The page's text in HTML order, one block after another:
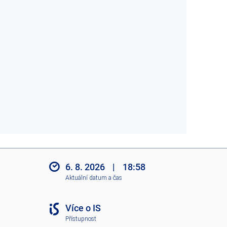
6. 8. 2026 | 18:58
Aktuální datum a čas
Více o IS
Přístupnost